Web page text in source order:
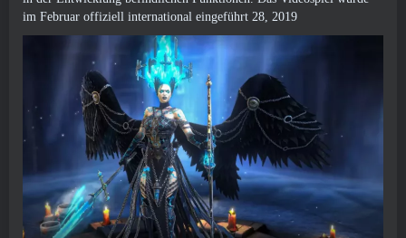
im Februar offiziell international eingeführt 28, 2019